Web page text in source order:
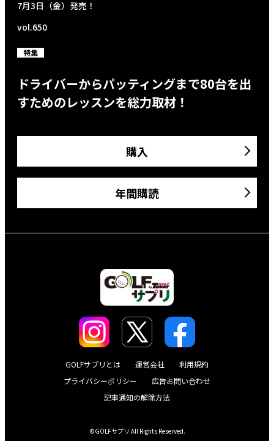
7月3日（金）発売！
vol.650
特集
ドライバーからパッティングまで80台を出
すためのレッスンを総力取材！
購入
年間購読
GOLFサプリとは 運営会社
利用規約
プライバシーポリシー
広告お問い合わせ
記事通知の解除方法
©GOLFサプリ All Rights Reserved.